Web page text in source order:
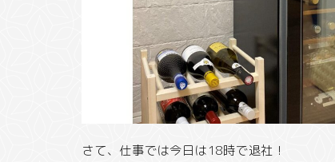
さて、仕事では今日は18時で退社！